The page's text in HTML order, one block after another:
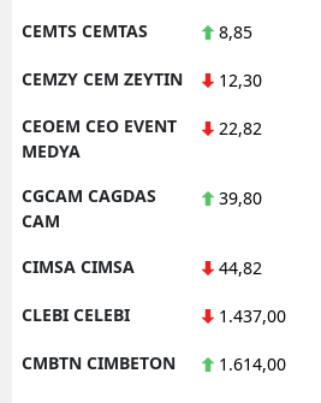
CEMTS CEMTAS 8,85
CEMZY CEM ZEYTIN 12,30
CEOEM CEO EVENT
MEDYA
22,82
CGCAM CAGDAS
CAM
39,80
CIMSA CIMSA 44,82
CLEBI CELEBI 1.437,00
CMBTN CIMBETON 1.614,00